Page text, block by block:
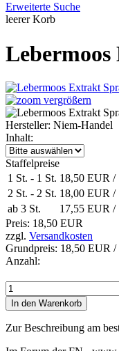
Erweiterte Suche
leerer Korb
vergrößern
Hersteller: Niem-Handel
Inhalt:
Staffelpreise
1 St. - 1 St. 18,50 EUR /
2 St. - 2 St. 18,00 EUR /
ab 3 St.
17,55 EUR /
Preis: 18,50 EUR
zzgl. Versandkosten
Grundpreis: 18,50 EUR /
Anzahl:
Zur Beschreibung am